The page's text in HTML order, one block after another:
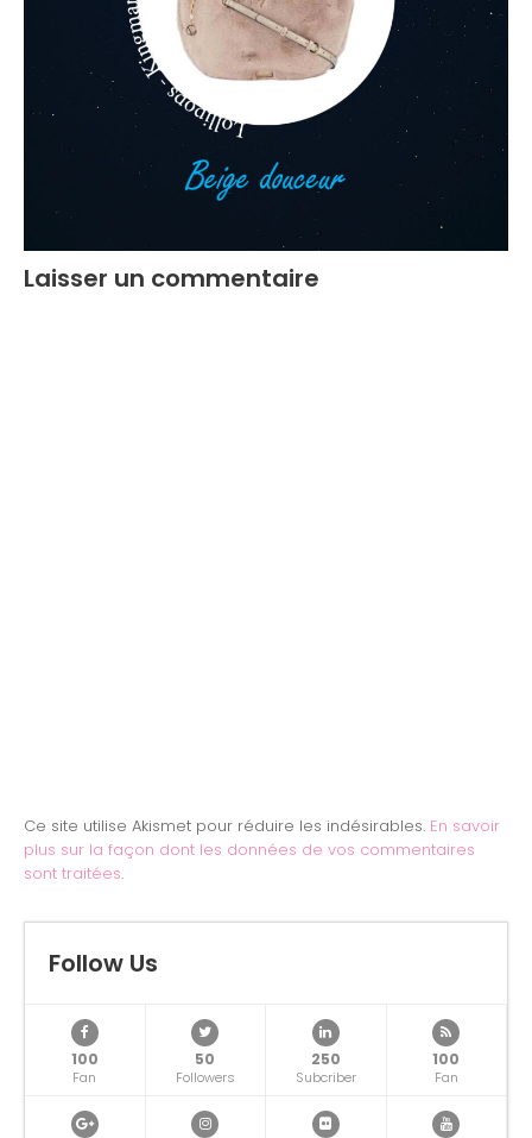
Laisser un commentaire
Ce site utilise Akismet pour réduire les indésirables. En savoir
plus sur la façon dont les données de vos commentaires
sont traitées.
Follow Us
100
Fan
50
Followers
250
Subcriber
100
Fan